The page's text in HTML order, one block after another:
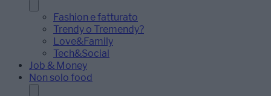
Fashion e fatturato
Trendy o Tremendy?
Love&Family
Tech&Social
Job & Money
Non solo food